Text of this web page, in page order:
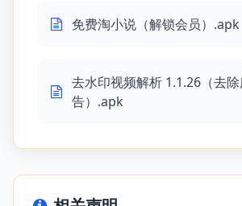
免费淘小说（解锁会员）.apk
去水印视频解析 1.1.26（去
告）.apk